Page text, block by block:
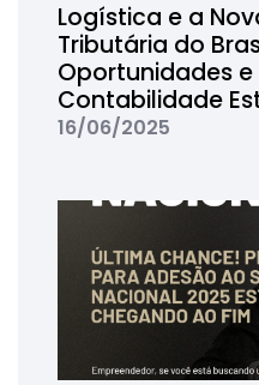
Logística e a
Tributária do
Oportunidades e
Contabilidade
16/06/2025